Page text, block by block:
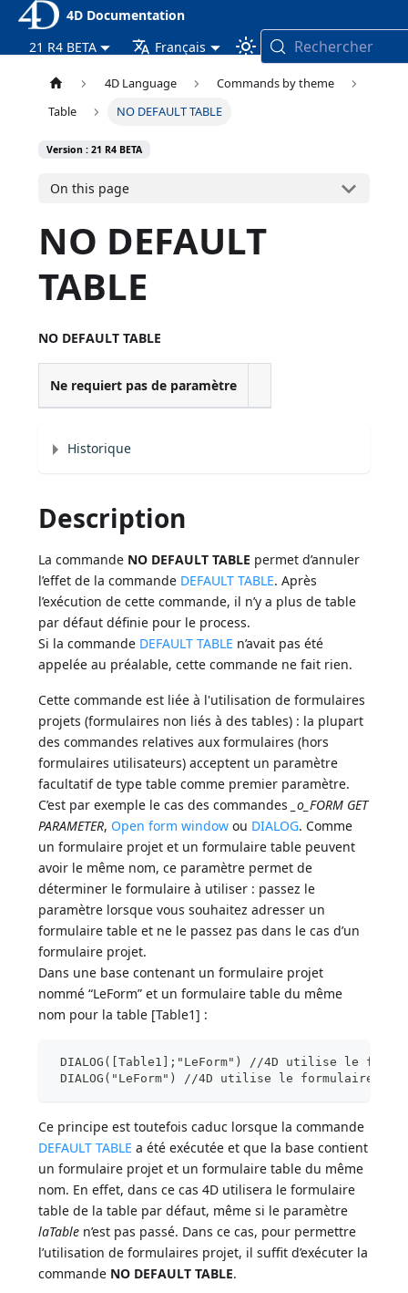
4D Documentation
21 R4 BETA
Français Rechercher
4D Language
Commands by theme
Table
NO DEFAULT TABLE
Version : 21 R4 BETA
On this page
NO DEFAULT
TABLE
NO DEFAULT TABLE
Ne requiert pas de paramètre
Historique
Description
La commande NO DEFAULT TABLE permet d’annuler
l’effet de la commande DEFAULT TABLE. Après
l’exécution de cette commande, il n’y a plus de table
par défaut définie pour le process.
Si la commande DEFAULT TABLE n’avait pas été
appelée au préalable, cette commande ne fait rien.
Cette commande est liée à l'utilisation de formulaires
projets (formulaires non liés à des tables) : la plupart
des commandes relatives aux formulaires (hors
formulaires utilisateurs) acceptent un paramètre
facultatif de type table comme premier paramètre.
C’est par exemple le cas des commandes _o_FORM GET
PARAMETER, Open form window ou DIALOG. Comme
un formulaire projet et un formulaire table peuvent
avoir le même nom, ce paramètre permet de
déterminer le formulaire à utiliser : passez le
paramètre lorsque vous souhaitez adresser un
formulaire table et ne le passez pas dans le cas d’un
formulaire projet.
Dans une base contenant un formulaire projet
nommé “LeForm” et un formulaire table du même
nom pour la table [Table1] :
DIALOG([Table1];"LeForm") //4D utilise le
DIALOG("LeForm") //4D utilise le formulaire
Ce principe est toutefois caduc lorsque la commande
DEFAULT TABLE a été exécutée et que la base contient
un formulaire projet et un formulaire table du même
nom. En effet, dans ce cas 4D utilisera le formulaire
table de la table par défaut, même si le paramètre
laTable n’est pas passé. Dans ce cas, pour permettre
l’utilisation de formulaires projet, il suffit d’exécuter la
commande NO DEFAULT TABLE.